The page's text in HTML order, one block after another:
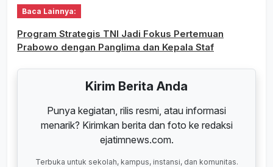
Baca Lainnya:
Program Strategis TNI Jadi Fokus Pertemuan
Prabowo dengan Panglima dan Kepala Staf
Kirim Berita Anda
Punya kegiatan, rilis resmi, atau informasi
menarik? Kirimkan berita dan foto ke redaksi
ejatimnews.com.
Terbuka untuk sekolah, kampus, instansi, dan komunitas.